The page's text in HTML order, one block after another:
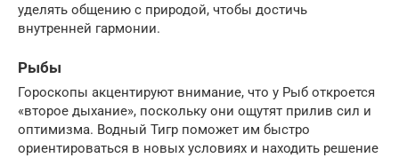
уделять общению с природой, чтобы достичь
внутренней гармонии.
Рыбы
Гороскопы акцентируют внимание, что у Рыб откроется
«второе дыхание», поскольку они ощутят прилив сил и
оптимизма. Водный Тигр поможет им быстро
ориентироваться в новых условиях и находить решение